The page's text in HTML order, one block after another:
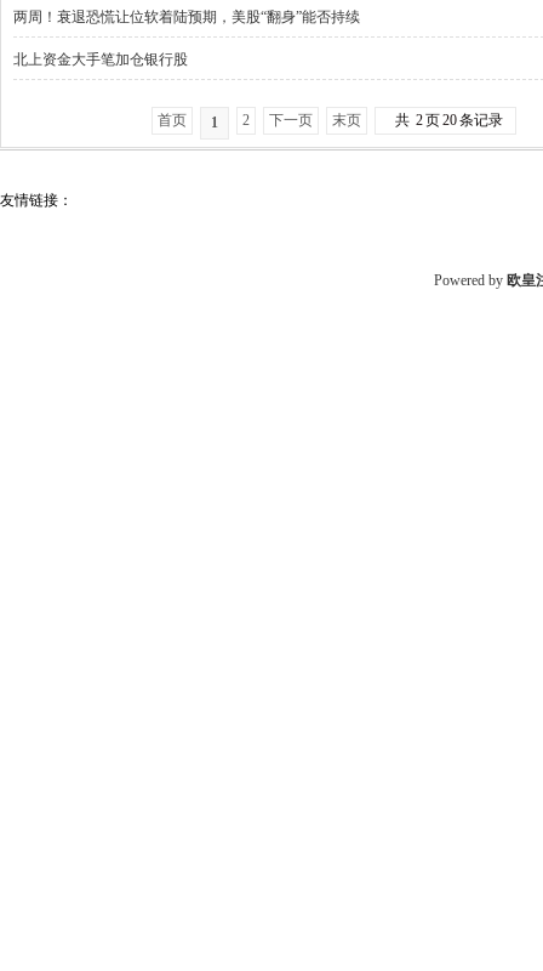
两周！衰退恐慌让位软着陆预期，美股“翻身”能否持续
北上资金大手笔加仓银行股
首页 1 2 下一页 末页 共 2页20条记录
友情链接：
Powered by 欧皇